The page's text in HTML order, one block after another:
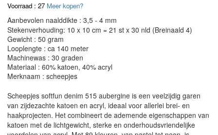
Voorraad : 27 Meer kopen?
Aanbevolen naalddikte : 3,5 - 4 mm
Stekenverhouding: 10 x 10 cm = 21 st x 30 nld (Breinaald 4)
Gewicht : 50 gram
Looplengte : ca 140 meter
Machinewas : 30 graden
Materiaal : 60% katoen, 40% acryl
Merknaam : scheepjes
Scheepjes softfun denim 515 aubergine is een veelzijdig garen
van zijdezachte katoen en acryl, ideaal voor allerlei brei- en
haakprojecten. Het combineert de ademende eigenschappen van
katoen met de lichtgewicht, sterke en onderhoudsvriendelijke